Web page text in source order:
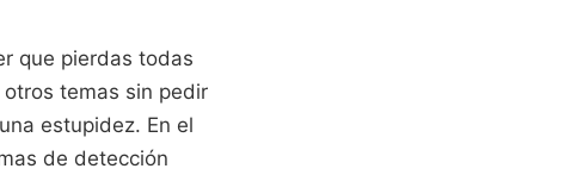
que pierdas todas
temas sin pedir
estupidez. En el
de detección